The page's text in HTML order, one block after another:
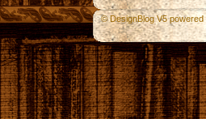
© DesignBlog V5